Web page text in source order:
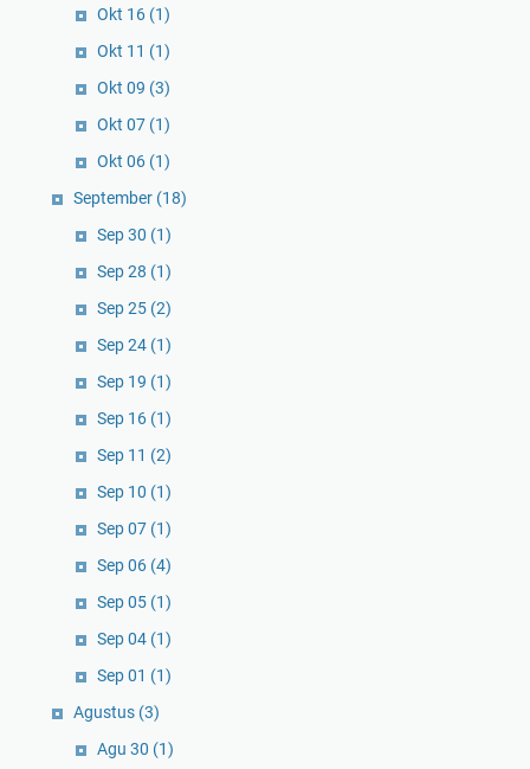
Okt 16 (1)
Okt 11 (1)
Okt 09 (3)
Okt 07 (1)
Okt 06 (1)
September (18)
Sep 30 (1)
Sep 28 (1)
Sep 25 (2)
Sep 24 (1)
Sep 19 (1)
Sep 16 (1)
Sep 11 (2)
Sep 10 (1)
Sep 07 (1)
Sep 06 (4)
Sep 05 (1)
Sep 04 (1)
Sep 01 (1)
Agustus (3)
Agu 30 (1)